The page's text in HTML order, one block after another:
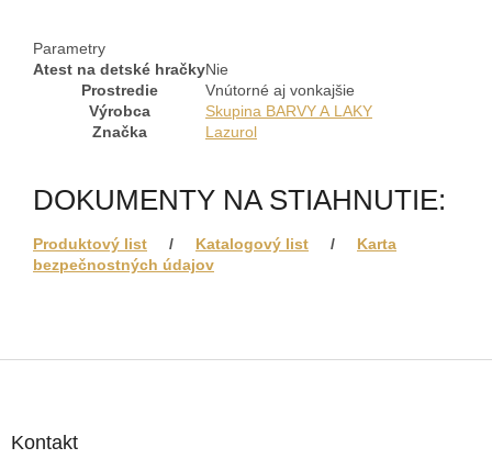
Parametry
Atest na detské hračkyNie
Prostredie
Vnútorné aj vonkajšie
Výrobca
Skupina BARVY A LAKY
Značka
Lazurol
DOKUMENTY NA STIAHNUTIE:
Produktový list / Katalogový list / Karta
bezpečnostných údajov
Kontakt